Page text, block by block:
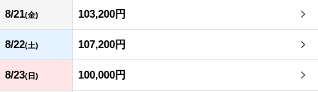
8/21(金) 103,200円
8/22(土) 107,200円
8/23(日) 100,000円